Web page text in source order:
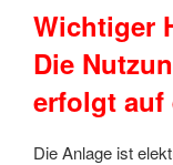
Wichtiger
Die
erfolgt auf
Die Anlage ist